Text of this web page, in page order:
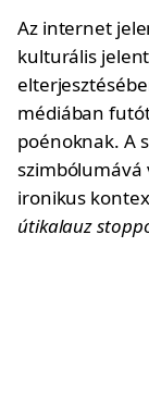
Az internet
kulturális
médiában
poénoknak. A
ironikus
útikalauz